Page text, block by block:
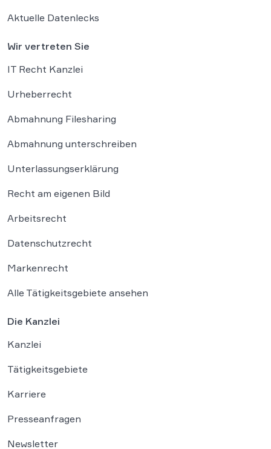
Aktuelle Datenlecks
Wir vertreten Sie
IT Recht Kanzlei
Urheberrecht
Abmahnung Filesharing
Abmahnung unterschreiben
Unterlassungserklärung
Recht am eigenen Bild
Arbeitsrecht
Datenschutzrecht
Markenrecht
Alle Tätigkeitsgebiete ansehen
Die Kanzlei
Kanzlei
Tätigkeitsgebiete
Karriere
Presseanfragen
Newsletter